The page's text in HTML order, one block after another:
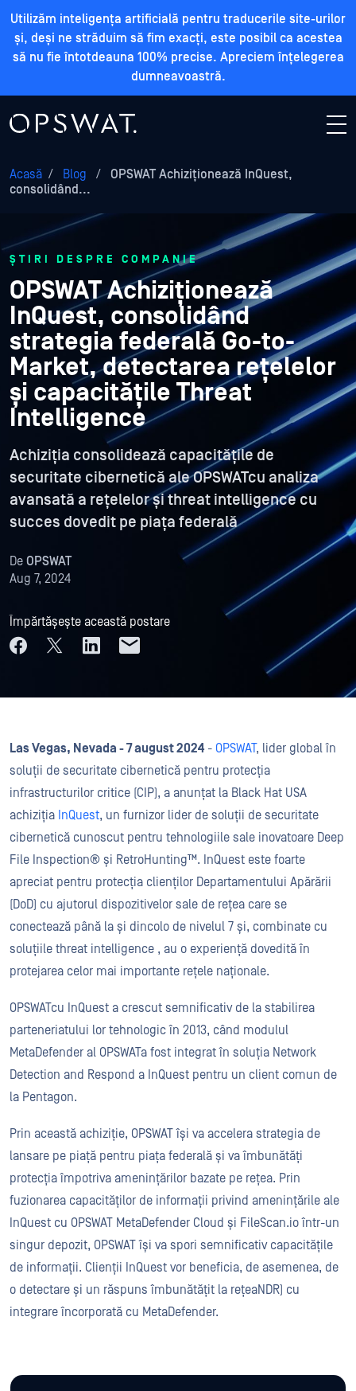
Utilizăm inteligența artificială pentru traducerile site-urilor
și, deși ne străduim să fim exacți, este posibil ca acestea
să nu fie întotdeauna 100% precise. Apreciem înțelegerea
dumneavoastră.
Acasă / Blog /
OPSWAT Achiziționează InQuest,
consolidând...
ȘTIRI DESPRE COMPANIE
OPSWAT Achiziționează
InQuest, consolidând
strategia federală Go-to-
Market, detectarea rețelelor
și capacitățile Threat
Intelligence
Achiziția consolidează capacitățile de
securitate cibernetică ale OPSWATcu analiza
avansată a rețelelor și threat intelligence cu
succes dovedit pe piața federală
De OPSWAT
Aug 7, 2024
Împărtășește această postare
Las Vegas, Nevada - 7 august 2024 - OPSWAT, lider global în
soluții de securitate cibernetică pentru protecția
infrastructurilor critice (CIP), a anunțat la Black Hat USA
achiziția InQuest, un furnizor lider de soluții de securitate
cibernetică cunoscut pentru tehnologiile sale inovatoare Deep
File Inspection® și RetroHunting™. InQuest este foarte
apreciat pentru protecția clienților Departamentului Apărării
(DoD) cu ajutorul dispozitivelor sale de rețea care se
conectează până la și dincolo de nivelul 7 și, combinate cu
soluțiile threat intelligence , au o experiență dovedită în
protejarea celor mai importante rețele naționale.
OPSWATcu InQuest a crescut semnificativ de la stabilirea
parteneriatului lor tehnologic în 2013, când modulul
MetaDefender al OPSWATa fost integrat în soluția Network
Detection and Respond a InQuest pentru un client comun de
la Pentagon.
Prin această achiziție, OPSWAT își va accelera strategia de
lansare pe piață pentru piața federală și va îmbunătăți
protecția împotriva amenințărilor bazate pe rețea. Prin
fuzionarea capacităților de informații privind amenințările ale
InQuest cu OPSWAT MetaDefender Cloud și FileScan.io într-un
singur depozit, OPSWAT își va spori semnificativ capacitățile
de informații. Clienții InQuest vor beneficia, de asemenea, de
o detectare și un răspuns îmbunătățit la rețeaNDR) cu
integrare încorporată cu MetaDefender.